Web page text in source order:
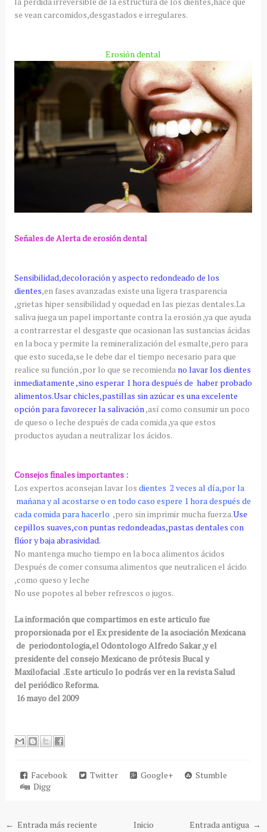
se vean carcomidos,desgastados e irregulares.
Erosión dental
Señales de Alerta de erosión dental
Sensibilidad,decoloración y aspecto redondeado de los
dientes,en fases avanzadas existe una ligera trasparencia
,grietas hiper sensibilidad y oquedad en las piezas dentales.La
saliva juega un papel importante contra la erosión ,ya que ayuda
a contrarrestar el desgaste que ocasionan las sustancias ácidas
en la boca y permite la remineralización del esmalte,pero para
que esto suceda,se le debe dar el tiempo necesario para que
realice su función ,por lo que se recomienda no lavar los dientes
inmediatamente ,sino esperar 1 hora después de haber probado
alimentos.Usar chicles,pastillas sin azúcar es una excelente
opción para favorecer la salivación,así como consumir un poco
de queso o leche después de cada comida ,ya que estos
productos ayudan a neutralizar los ácidos.
Consejos finales importantes :
Los expertos aconsejan lavar los dientes 2 veces al día,por la
mañana y al acostarse o en todo caso espere 1 hora después de
cada comida para hacerlo ,pero sin imprimir mucha fuerza.Use
cepillos suaves,con puntas redondeadas,pastas dentales con
flúor y baja abrasividad.
No mantenga mucho tiempo en la boca alimentos ácidos
Después de comer consuma alimentos que neutralicen el ácido
,como queso y leche
No use popotes al beber refrescos o jugos.
La información que compartimos en este articulo fue
proporsionada por el Ex presidente de la asociación Mexicana
de periodontologia,el Odontologo Alfredo Sakar ,y el
presidente del consejo Mexicano de prótesis Bucal y
Maxilofacial .Este articulo lo podrás ver en la revista Salud
del periódico Reforma.
16 mayo del 2009
Facebook Twitter Google+
Stumble
Digg
← Entrada más reciente Entrada antigua →
Inicio